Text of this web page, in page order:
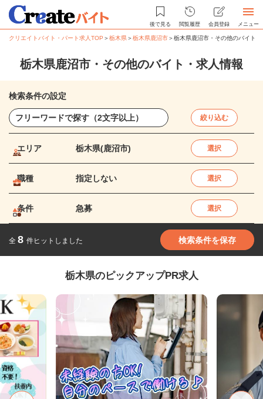
後で見る 閲覧履歴 会員登録 メニュー
クリエイトバイト・パート求人TOP ＞栃木県＞栃木県鹿沼市＞栃木県鹿沼市・その他のバイト
栃木県鹿沼市・その他のバイト・求人情報
検索条件の設定
絞り込む
エリア 栃木県(鹿沼市) 選択
職種 指定しない 選択
条件 急募 選択
全 8 件ヒットしました 検索条件を保存
栃木県のピックアップPR求人